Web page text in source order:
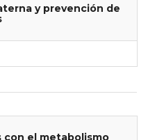
y prevención de
el metabolismo